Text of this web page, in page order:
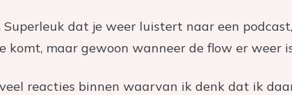
Superleuk dat je weer luistert naar een
komt, maar gewoon wanneer de flow er weer
reacties binnen waarvan ik denk dat ik